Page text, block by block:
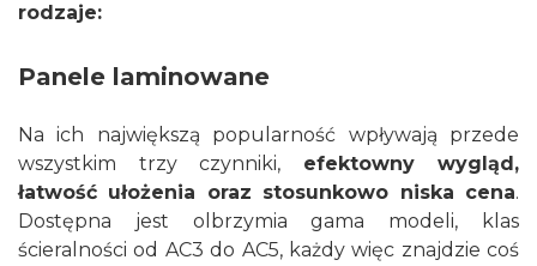
rodzaje:
Panele laminowane
Na ich największą popularność wpływają przede
wszystkim trzy czynniki, efektowny wygląd,
łatwość ułożenia oraz stosunkowo niska cena.
Dostępna jest olbrzymia gama modeli, klas
ścieralności od AC3 do AC5, każdy więc znajdzie coś